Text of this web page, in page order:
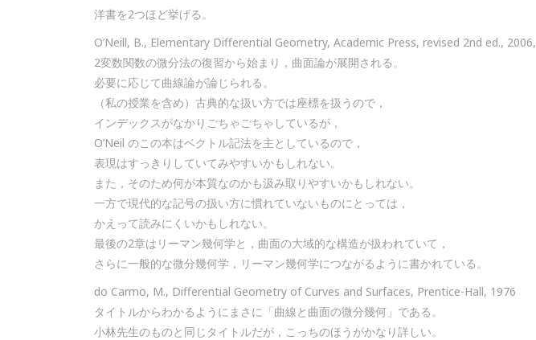
洋書を2つほど挙げる。
O’Neill, B., Elementary Differential Geometry, Academic Press, revised 2nd ed., 2006,
2変数関数の微分法の復習から始まり，曲面論が展開される。
必要に応じて曲線論が論じられる。
（私の授業を含め）古典的な扱い方では座標を扱うので，
インデックスがなかりごちゃごちゃしているが，
O’Neil のこの本はベクトル記法を主としているので，
表現はすっきりしていてみやすいかもしれない。
また，そのため何が本質なのかも汲み取りやすいかもしれない。
一方で現代的な記号の扱い方に慣れていないものにとっては，
かえって読みにくいかもしれない。
最後の2章はリーマン幾何学と，曲面の大域的な構造が扱われていて，
さらに一般的な微分幾何学，リーマン幾何学につながるように書かれている。
do Carmo, M., Differential Geometry of Curves and Surfaces, Prentice-Hall, 1976
タイトルからわかるようにまさに「曲線と曲面の微分幾何」である。
小林先生のものと同じタイトルだが，こっちのほうがかなり詳しい。